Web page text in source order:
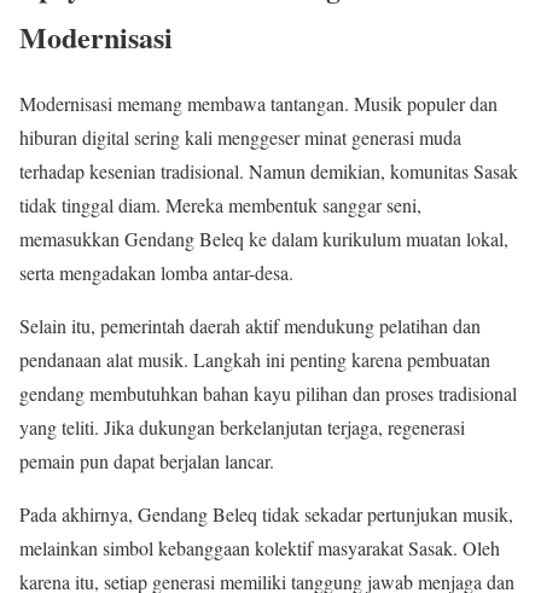
Modernisasi
Modernisasi memang membawa tantangan. Musik populer dan
hiburan digital sering kali menggeser minat generasi muda
terhadap kesenian tradisional. Namun demikian, komunitas Sasak
tidak tinggal diam. Mereka membentuk sanggar seni,
memasukkan Gendang Beleq ke dalam kurikulum muatan lokal,
serta mengadakan lomba antar-desa.
Selain itu, pemerintah daerah aktif mendukung pelatihan dan
pendanaan alat musik. Langkah ini penting karena pembuatan
gendang membutuhkan bahan kayu pilihan dan proses tradisional
yang teliti. Jika dukungan berkelanjutan terjaga, regenerasi
pemain pun dapat berjalan lancar.
Pada akhirnya, Gendang Beleq tidak sekadar pertunjukan musik,
melainkan simbol kebanggaan kolektif masyarakat Sasak. Oleh
karena itu, setiap generasi memiliki tanggung jawab menjaga dan